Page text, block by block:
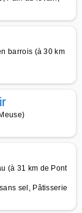
barrois (à 30 km
(à 31 km de Pont
sel, Pâtisserie